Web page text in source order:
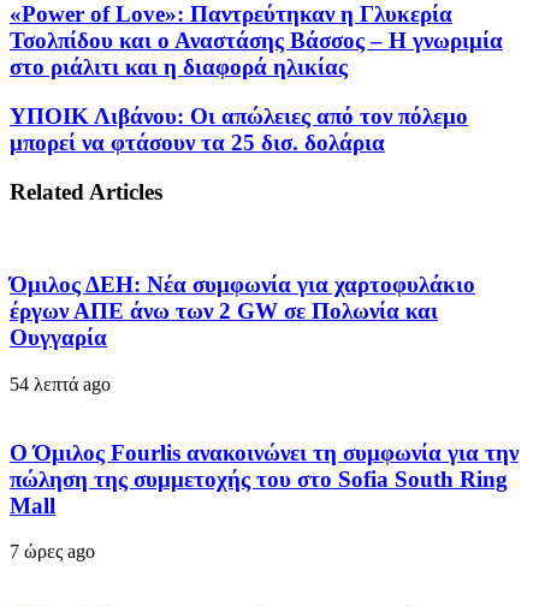
«Power of Love»: Παντρεύτηκαν η Γλυκερία
Τσολπίδου και ο Αναστάσης Βάσσος – Η γνωριμία
στο ριάλιτι και η διαφορά ηλικίας
ΥΠΟΙΚ Λιβάνου: Οι απώλειες από τον πόλεμο
μπορεί να φτάσουν τα 25 δισ. δολάρια
Related Articles
Όμιλος ΔΕΗ: Νέα συμφωνία για χαρτοφυλάκιο
έργων ΑΠΕ άνω των 2 GW σε Πολωνία και
Ουγγαρία
54 λεπτά ago
Ο Όμιλος Fourlis ανακοινώνει τη συμφωνία για την
πώληση της συμμετοχής του στο Sofia South Ring
Mall
7 ώρες ago